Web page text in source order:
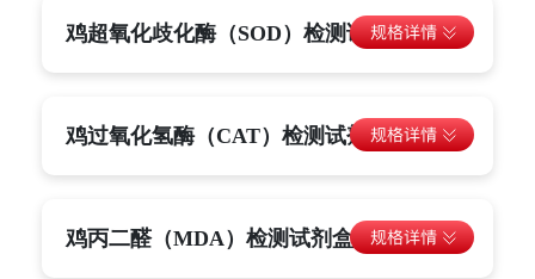
鸡超氧化歧化酶（SOD）检测试剂盒
鸡过氧化氢酶（CAT）检测试剂盒
鸡丙二醛（MDA）检测试剂盒